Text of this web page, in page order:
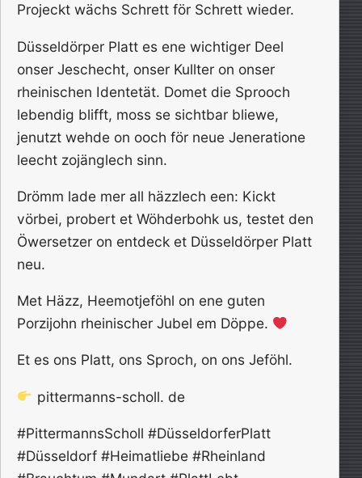
Projeckt wächs Schrett för Schrett wieder.
Düsseldörper Platt es ene wichtiger Deel
onser Jeschecht, onser Kullter on onser
rheinischen Identetät. Domet die Sprooch
lebendig blifft, moss se sichtbar bliewe,
jenutzt wehde on ooch för neue Jeneratione
leecht zojänglech sinn.
Drömm lade mer all häzzlech een: Kickt
vörbei, probert et Wöhderbohk us, testet den
Öwersetzer on entdeck et Düsseldörper Platt
neu.
Met Häzz, Heemotjeföhl on ene guten
Porzijohn rheinischer Jubel em Döppe.
Et es ons Platt, ons Sproch, on ons Jeföhl.
pittermanns-scholl. de
#PittermannsScholl #DüsseldorferPlatt
#Düsseldorf #Heimatliebe #Rheinland